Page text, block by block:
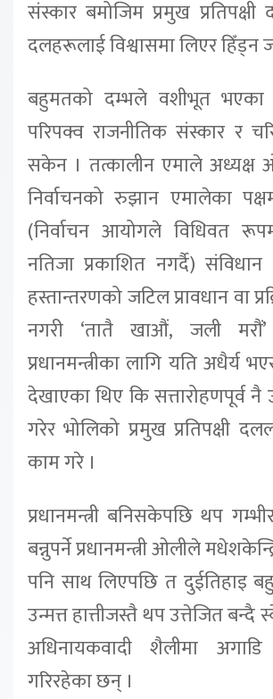
संस्कार बमोजिम प्रमुख
दलहरूलाई विश्वासमा लिएर हिँड्न
बहुमतको दम्भले वशीभूत भएका
परिपक्व राजनीतिक संस्कार र
सकेन । तत्कालीन एमाले अध्यक्ष
निर्वाचनको रुझान एमालेका
(निर्वाचन आयोगले विधिवत
नतिजा प्रकाशित नगर्दै) संविधान
हस्तान्तरणको जटिल प्रावधान वा
नगरी ‘तातै खाऔं, जली
प्रधानमन्त्रीका लागि यति अधैर्य
देखाएका थिए कि सत्तारोहणपूर्व नै
गरेर भोलिको प्रमुख प्रतिपक्षी
काम गरे ।
प्रधानमन्त्री बनिसकेपछि थप
बन्नुपर्ने प्रधानमन्त्री ओलीले
पनि साथ लिएपछि त दुईतिहाइ
उन्मत्त हात्तीजस्तै थप उत्तेजित बन्दै
अधिनायकवादी शैलीमा
गरिरहेका छन् ।